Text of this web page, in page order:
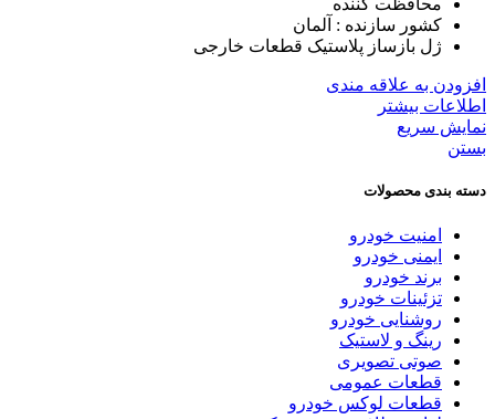
کشور سازنده : آلمان
ژل بازساز پلاستیک قطعات خارجی
افزودن به علاقه مندی
اطلاعات بیشتر
نمایش سریع
بستن
دسته بندی محصولات
امنیت خودرو
ایمنی خودرو
برند خودرو
تزئینات خودرو
روشنایی خودرو
رینگ و لاستیک
صوتی تصویری
قطعات عمومی
قطعات لوکس خودرو